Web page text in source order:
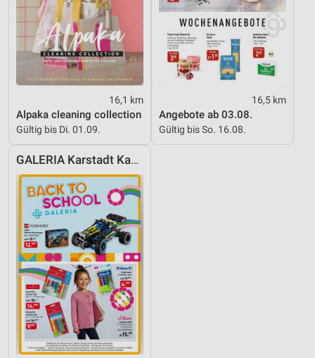
16,1 km
Alpaka cleaning collection
Gültig bis Di. 01.09.
16,5 km
Angebote ab 03.08.
Gültig bis So. 16.08.
GALERIA Karstadt Kaufhof